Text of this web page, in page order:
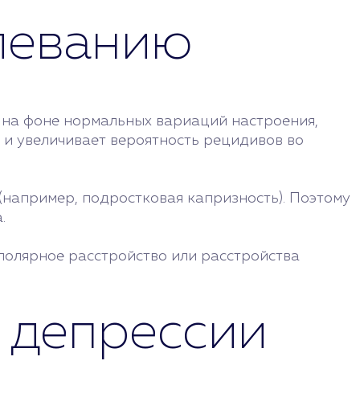
фоне нормальных вариаций настроения,
увеличивает вероятность рецидивов во
подростковая капризность). Поэтому
расстройство или расстройства